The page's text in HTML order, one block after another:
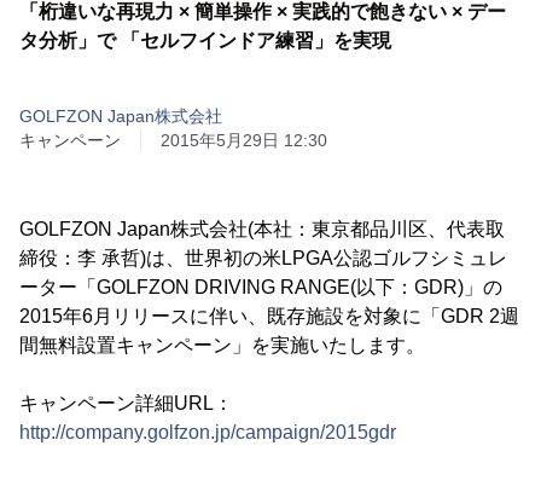
「桁違いな再現力 × 簡単操作 × 実践的で飽きない × デー
タ分析」で 「セルフインドア練習」を実現
GOLFZON Japan株式会社
キャンペーン
2015年5月29日 12:30
GOLFZON Japan株式会社(本社：東京都品川区、代表取
締役：李 承哲)は、世界初の米LPGA公認ゴルフシミュレ
ーター「GOLFZON DRIVING RANGE(以下：GDR)」の
2015年6月リリースに伴い、既存施設を対象に「GDR 2週
間無料設置キャンペーン」を実施いたします。
キャンペーン詳細URL：
http://company.golfzon.jp/campaign/2015gdr